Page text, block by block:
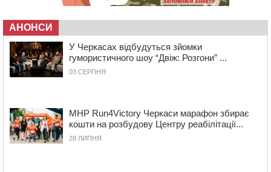
Обрано претендента на посаду директора
07:23 Уманські міграційники видворили з країни грузина,
який відсидів термін у колонії
05 СЕРПНЯ 2026, СЕРЕДА
20:28 Наступні два дні на Черкащині прогнозують пік
19:30
Проєкт просторового розвитку Корсунь-
Шевченківської громади рекомендували до
погодження
18:45 У Звенигородці влада заборонила проводити масові
АНОНСИ
У Черкасах відбудуться зйомки
гумористичного шоу “Двіж: Розгони” ...
03 СЕРПНЯ
MHP Run4Victory Черкаси марафон збирає
кошти на розбудову Центру реабілітації...
28 ЛИПНЯ